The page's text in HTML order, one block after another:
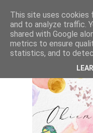
This site uses cookies
and to analyze traffic.
shared with Google
metrics to ensure
statistics, and to